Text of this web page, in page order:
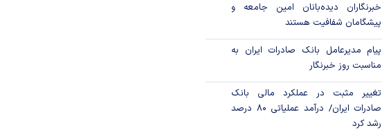
خبرنگاران دیده‌بانان امین جامعه و
پیشگامان شفافیت هستند
پیام مدیرعامل بانک صادرات ایران به
مناسبت روز خبرنگار
تغییر مثبت در عملکرد مالی بانک
صادرات ایران/ درآمد عملیاتی ۸۰ درصد
رشد کرد